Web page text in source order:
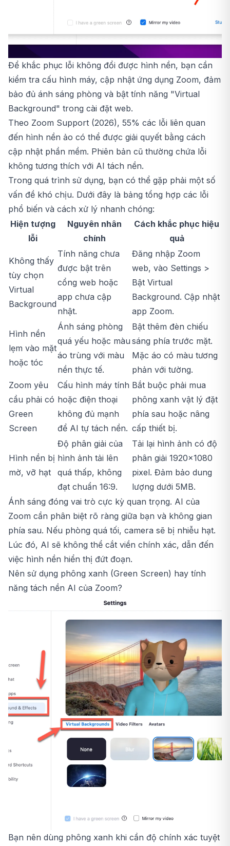
Để khắc phục lỗi không đổi được hình nền, bạn cần
kiểm tra cấu hình máy, cập nhật ứng dụng Zoom, đảm
bảo đủ ánh sáng phòng và bật tính năng "Virtual
Background" trong cài đặt web.
Theo Zoom Support (2026), 55% các lỗi liên quan
đến hình nền ảo có thể được giải quyết bằng cách
cập nhật phần mềm. Phiên bản cũ thường chứa lỗi
không tương thích với AI tách nền.
Trong quá trình sử dụng, bạn có thể gặp phải một số
vấn đề khó chịu. Dưới đây là bảng tổng hợp các lỗi
phổ biến và cách xử lý nhanh chóng:
Hiện tượng
lỗi
Nguyên nhân
chính
Cách khắc phục hiệu
quả
Không thấy
tùy chọn
Virtual
Background
Tính năng chưa
được bật trên
cổng web hoặc
app chưa cập
nhật.
Đăng nhập Zoom
web, vào Settings >
Bật Virtual
Background. Cập nhật
app Zoom.
Hình nền
lẹm vào mặt
hoặc tóc
Ánh sáng phòng
quá yếu hoặc màu
áo trùng với màu
nền thực tế.
Bật thêm đèn chiếu
sáng phía trước mặt.
Mặc áo có màu tương
phản với tường.
Zoom yêu
cầu phải có
Green
Screen
Cấu hình máy tính
hoặc điện thoại
không đủ mạnh
để AI tự tách nền.
Bắt buộc phải mua
phông xanh vật lý đặt
phía sau hoặc nâng
cấp thiết bị.
Hình nền bị
mờ, vỡ hạt
Độ phân giải của
hình ảnh tải lên
quá thấp, không
đạt chuẩn 16:9.
Tải lại hình ảnh có độ
phân giải 1920x1080
pixel. Đảm bảo dung
lượng dưới 5MB.
Ánh sáng đóng vai trò cực kỳ quan trọng. AI của
Zoom cần phân biệt rõ ràng giữa bạn và không gian
phía sau. Nếu phòng quá tối, camera sẽ bị nhiễu hạt.
Lúc đó, AI sẽ không thể cắt viền chính xác, dẫn đến
việc hình nền hiển thị đứt đoạn.
Nên sử dụng phông xanh (Green Screen) hay tính
năng tách nền AI của Zoom?
Bạn nên dùng phông xanh khi cần độ chính xác tuyệt